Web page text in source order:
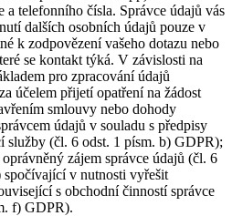
telefonního čísla. Správce údajů vás
dalších osobních údajů pouze v
k zodpovězení vašeho dotazu nebo
se kontakt týká. V závislosti na
pro zpracování údajů
účelem přijetí opatření na žádost
smlouvy nebo dohody
údajů v souladu s předpisy
služby (čl. 6 odst. 1 písm. b) GDPR);
zájem správce údajů (čl. 6
v nutnosti vyřešit
s obchodní činností správce
f) GDPR).